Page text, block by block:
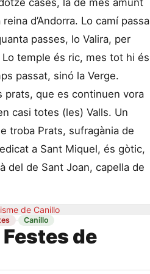
d’Andorra. Lo camí passa
passes, lo Valira, per
temple és ric, mes tot hi és
passat, sinó la Verge.
prats, que es continuen vora
casi totes (les) Valls. Un
troba Prats, sufragània de
a Sant Miquel, és gòtic,
del de Sant Joan, capella de
de Canillo
· Canillo
de